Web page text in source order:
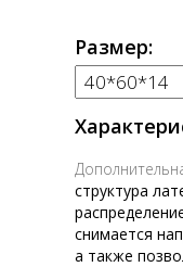
Размер:
структура
снимается
а также